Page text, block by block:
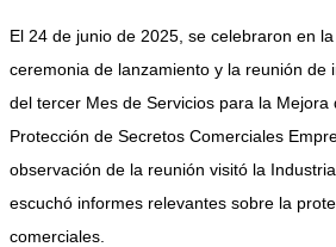
El 24 de junio de 2025, se celebraron en
ceremonia de lanzamiento y la reunión de
del tercer Mes de Servicios para la Mejora
Protección de Secretos Comerciales
observación de la reunión visitó la
escuchó informes relevantes sobre la
comerciales.